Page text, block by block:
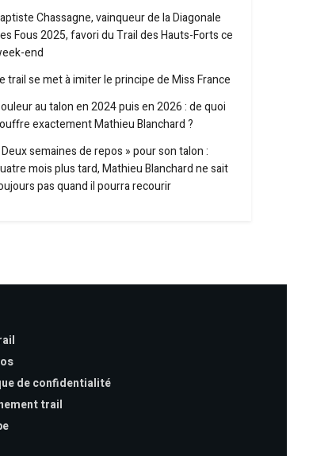
Chassagne, vainqueur de la Diagonale
Fous 2025, favori du Trail des Hauts-Forts ce
end
trail se met à imiter le principe de Miss France
au talon en 2024 puis en 2026 : de quoi
exactement Mathieu Blanchard ?
semaines de repos » pour son talon :
mois plus tard, Mathieu Blanchard ne sait
pas quand il pourra recourir
de confidentialité
trail